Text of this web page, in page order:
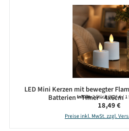
LED Mini Kerzen mit bewegter
Batterien - Timer - 4x6cm
Inhalt:2 Stück(9,25 € / 1
Regulärer
18,49 €
Preise inkl. MwSt. zzgl.